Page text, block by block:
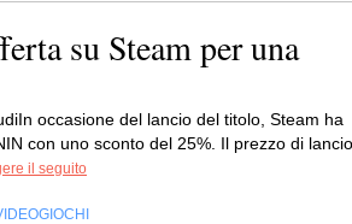
su Steam per una
occasione del lancio del titolo, Steam ha
con uno sconto del 25%. Il prezzo di
il seguito